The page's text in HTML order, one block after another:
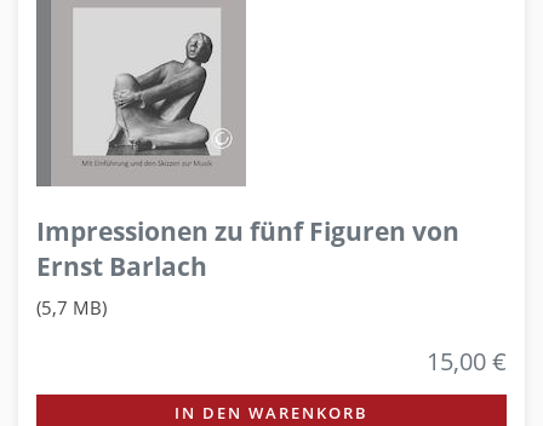
Impressionen zu fünf Figuren von
Ernst Barlach
(5,7 MB)
15,00 €
IN DEN WARENKORB